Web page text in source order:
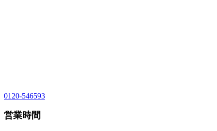
0120-546593
営業時間